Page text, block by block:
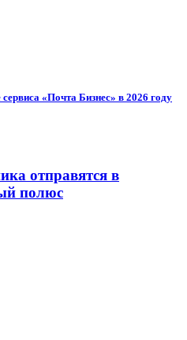
«Почта Бизнес» в 2026 году
отправятся в
полюс